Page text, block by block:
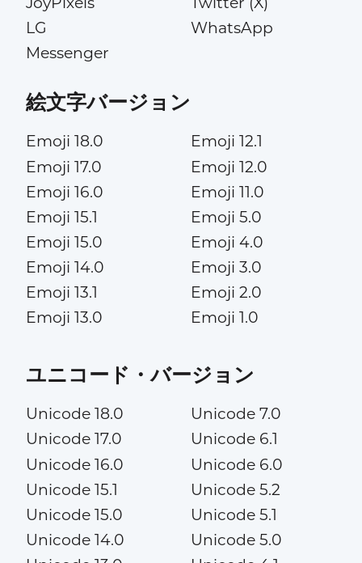
LG
Messenger
WhatsApp
絵文字バージョン
Emoji 18.0
Emoji 17.0
Emoji 16.0
Emoji 15.1
Emoji 15.0
Emoji 14.0
Emoji 13.1
Emoji 13.0
Emoji 12.1
Emoji 12.0
Emoji 11.0
Emoji 5.0
Emoji 4.0
Emoji 3.0
Emoji 2.0
Emoji 1.0
ユニコード・バージョン
Unicode 18.0
Unicode 17.0
Unicode 16.0
Unicode 15.1
Unicode 15.0
Unicode 14.0
Unicode 7.0
Unicode 6.1
Unicode 6.0
Unicode 5.2
Unicode 5.1
Unicode 5.0